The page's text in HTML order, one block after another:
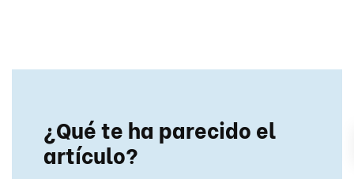
¿Qué te ha parecido el
artículo?